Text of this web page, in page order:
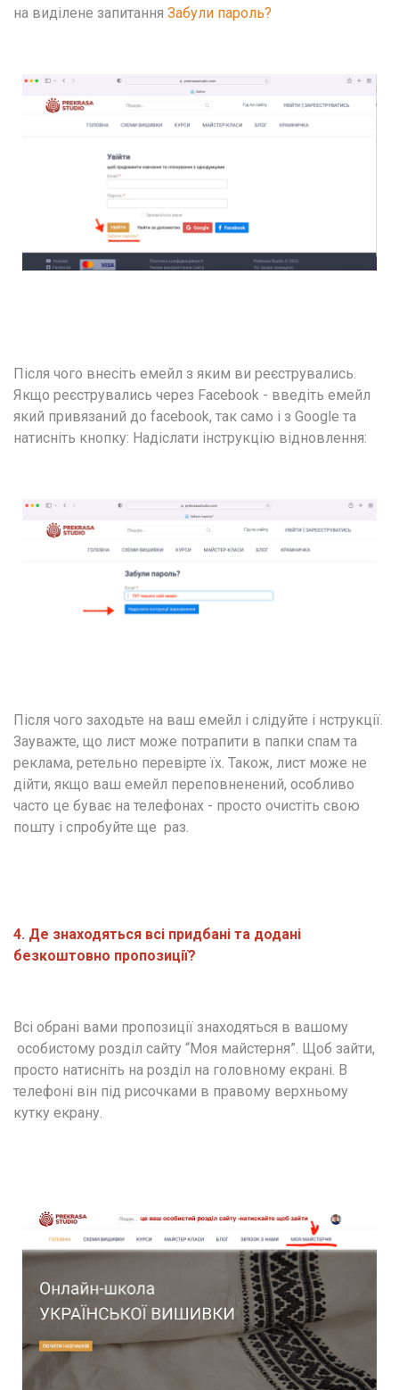
на виділене запитання Забули пароль?
Після чого внесіть емейл з яким ви реєструвались.
Якщо реєструвались через Facebook - введіть емейл
який привязаний до facebook, так само і з Google та
натисніть кнопку: Надіслати інструкцію відновлення:
Після чого заходьте на ваш емейл і слідуйте і нструкції.
Зауважте, що лист може потрапити в папки спам та
реклама, ретельно перевірте їх. Також, лист може не
дійти, якщо ваш емейл переповненений, особливо
часто це буває на телефонах - просто очистіть свою
пошту і спробуйте ще  раз.
4. Де знаходяться всі придбані та додані
безкоштовно пропозиції?
Всі обрані вами пропозиції знаходяться в вашому
особистому розділ сайту “Моя майстерня”. Щоб зайти,
просто натисніть на розділ на головному екрані. В
телефоні він під рисочками в правому верхньому
кутку екрану.